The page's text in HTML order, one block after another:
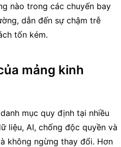
nào trong các chuyến bay
dẫn đến sự chậm trễ
tốn kém.
mảng kinh
mục quy định tại nhiều
liệu, AI, chống độc quyền và
không ngừng thay đổi. Hơn